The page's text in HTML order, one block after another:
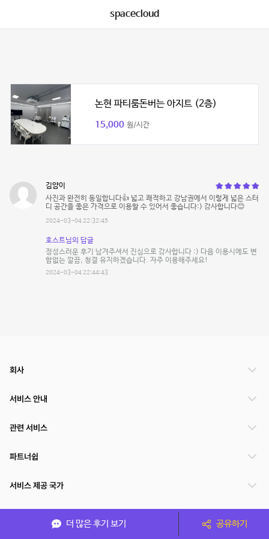
spacecloud
논현 파티룸돈버는 아지트 (2층)
15,000 원/시간
김얌이
사진과 완전히 동일합니다👍 넓고 쾌적하고 강남권에서 이렇게 넓은 스터
디 공간을 좋은 가격으로 이용할 수 있어서 좋습니다:) 감사합니다😊
2024-03-04 22:32:45
호스트님의 답글
정성스러운 후기 남겨주셔서 진심으로 감사합니다 :) 다음 이용시에도 변
함없는 깔끔, 청결 유지하겠습니다. 자주 이용해주세요!
2024-03-04 22:44:43
더 많은 후기 보기 공유하기
회사
서비스 안내
관련 서비스
파트너쉽
서비스 제공 국가
(주)NSPACE 사업자정보